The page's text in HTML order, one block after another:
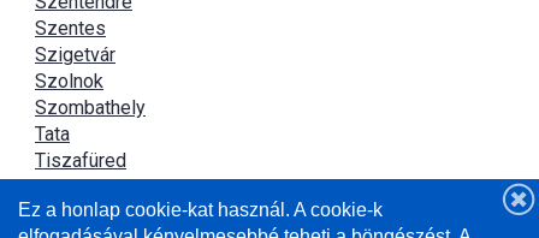
Szentes
Szigetvár
Szolnok
Szombathely
Tata
Tiszafüred
Újszász
Ez a honlap cookie-kat használ. A cookie-k